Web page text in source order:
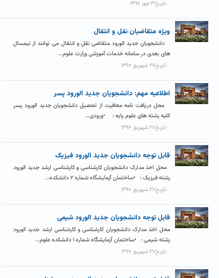
تاریخ۲۲ مهر ۱۳۹۶
ویژه متقاضیان نقل و انتقال
دانشجویان جدید الورود متقاضی نقل و انتقال می توانند از نیمسال
های بعدی در سامانه خدمات آموزشی وزارت علوم...
تاریخ۲۷ شهریور ۱۳۹۶
اطلاعیه مهم: دانشجویان جدید الورود پسر
محل دریافت نامه معافیت از تحصیل دانشجویان جدید الورود پسر
کلیه رشته های علوم پایه : •ورودی...
تاریخ۲۷ شهریور ۱۳۹۶
قابل توجه دانشجویان جدید الورود فیزیک
محل اخذ مدارک دانشجویان کارشناسی و کارشناسی ارشد جدید الورود
رشته فیزیک : •ساختمان آزمایشگاه شماره ۲ دانشکده...
تاریخ۲۷ شهریور ۱۳۹۶
قابل توجه دانشجویان جدید الورود شیمی
محل اخذ مدارک دانشجویان کارشناسی و کارشناسی ارشد جدید الورود
رشته شیمی : •ساختمان آزمایشگاه شماره ۱ دانشکده علوم...
تاریخ۲۷ شهریور ۱۳۹۶